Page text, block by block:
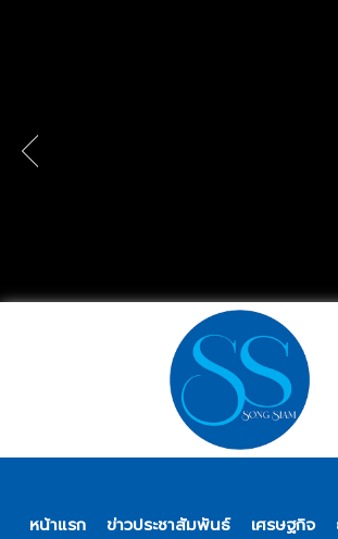
หน้าแรก ข่าวประชาสัมพันธ์ เศรษฐกิจ